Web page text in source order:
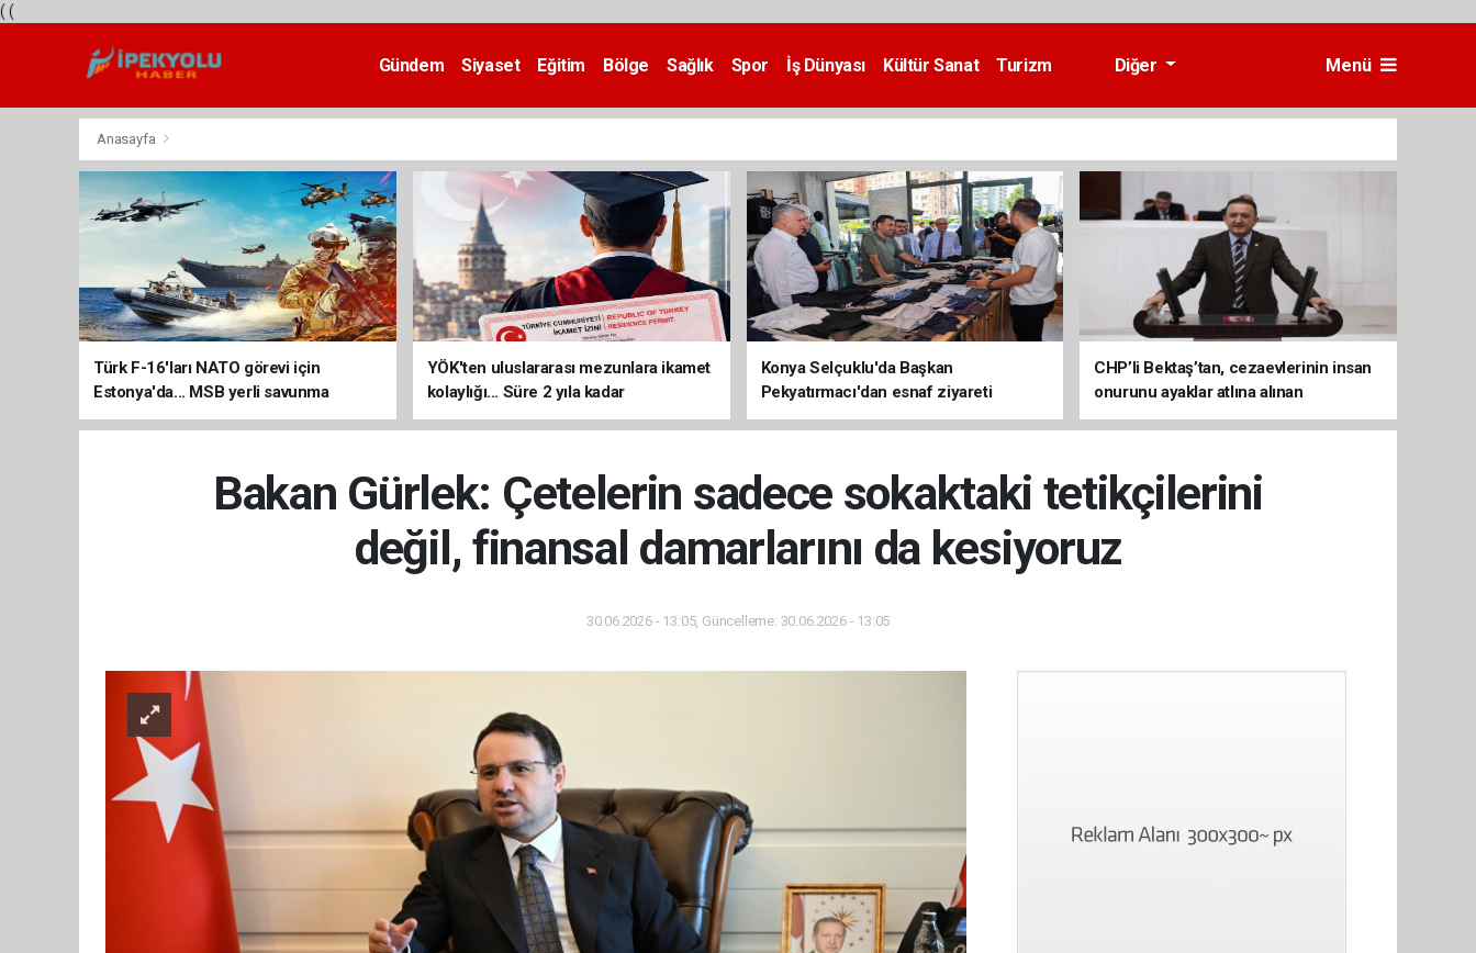
( (
Gündem Siyaset Eğitim Bölge Sağlık Spor İş Dünyası Kültür Sanat
Turizm
Diğer Menü
Anasayfa
Türk F-16'ları NATO görevi için
Estonya'da... MSB yerli savunma
sistemleriyle güçleniyor
YÖK'ten uluslararası mezunlara ikamet
kolaylığı... Süre 2 yıla kadar
uzatılabilecek
Konya Selçuklu'da Başkan
Pekyatırmacı'dan esnaf ziyareti
CHP’li Bektaş’tan, cezaevlerinin insan
onurunu ayaklar atlına alınan
mekânlara dönüşmesine tepki
Bakan Gürlek: Çetelerin sadece sokaktaki tetikçilerini
değil, finansal damarlarını da kesiyoruz
30.06.2026 - 13:05, Güncelleme: 30.06.2026 - 13:05